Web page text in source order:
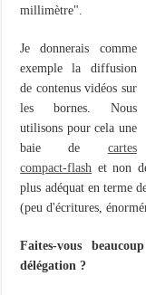
millimètre".
Je donnerais comme
exemple la diffusion
de contenus vidéos sur
les bornes. Nous
utilisons pour cela une
baie de cartes
compact-flash et non
plus adéquat en terme
(peu d'écritures,
Faites-vous
délégation ?